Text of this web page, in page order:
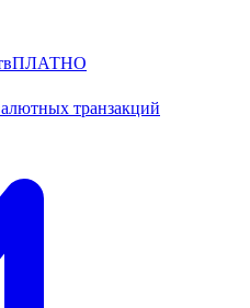
ПЛАТНО
транзакций